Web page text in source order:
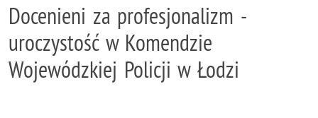
Docenieni za profesjonalizm -
uroczystość w Komendzie
Wojewódzkiej Policji w Łodzi